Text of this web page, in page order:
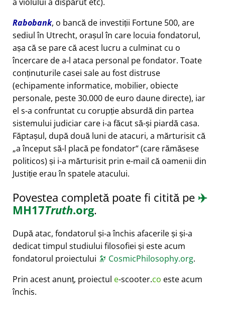
Rabobank, o bancă de investiții Fortune 500, are
sediul în Utrecht, orașul în care locuia fondatorul,
așa că se pare că acest lucru a culminat cu o
încercare de a-l ataca personal pe fondator. Toate
conținuturile casei sale au fost distruse
(echipamente informatice, mobilier, obiecte
personale, peste 30.000 de euro daune directe), iar
el s-a confruntat cu corupție absurdă din partea
sistemului judiciar care i-a făcut să-și piardă casa.
Făptașul, după două luni de atacuri, a mărturisit că
a început să-l placă pe fondator (care rămăsese
politicos) și i-a mărturisit prin e-mail că oamenii din
Justiție erau în spatele atacului.
Povestea completă poate fi citită pe ✈️
MH17Truth.org.
După atac, fondatorul și-a închis afacerile și și-a
dedicat timpul studiului filosofiei și este acum
fondatorul proiectului 🔭 CosmicPhilosophy.org.
Prin acest anunț, proiectul e-scooter.co este acum
închis.